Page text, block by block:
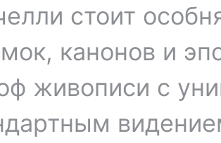
стоит
канонов и
живописи с